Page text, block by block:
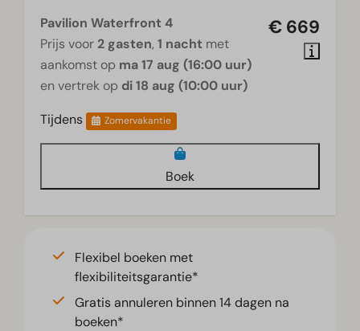
€ 669
Pavilion Waterfront 4
Prijs voor 2 gasten, 1 nacht met
aankomst op ma 17 aug (16:00 uur)
en vertrek op di 18 aug (10:00 uur)
Tijdens
Zomervakantie
Boek
Flexibel boeken met
flexibiliteitsgarantie*
Gratis annuleren binnen 14 dagen na
boeken*